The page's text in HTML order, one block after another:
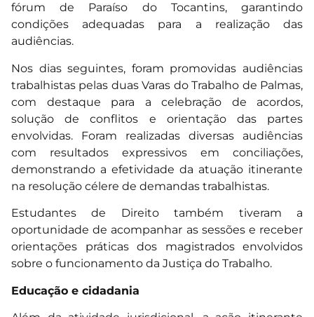
fórum de Paraíso do Tocantins, garantindo
condições adequadas para a realização das
audiências.
Nos dias seguintes, foram promovidas audiências
trabalhistas pelas duas Varas do Trabalho de Palmas,
com destaque para a celebração de acordos,
solução de conflitos e orientação das partes
envolvidas. Foram realizadas diversas audiências
com resultados expressivos em conciliações,
demonstrando a efetividade da atuação itinerante
na resolução célere de demandas trabalhistas.
Estudantes de Direito também tiveram a
oportunidade de acompanhar as sessões e receber
orientações práticas dos magistrados envolvidos
sobre o funcionamento da Justiça do Trabalho.
Educação e cidadania